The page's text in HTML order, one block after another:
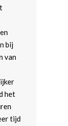
bij
van
het
tijd
Unie
Zaken
en